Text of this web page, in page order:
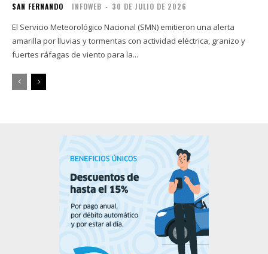
SAN FERNANDO INFOWEB - 30 DE JULIO DE 2026
El Servicio Meteorológico Nacional (SMN) emitieron una alerta
amarilla por lluvias y tormentas con actividad eléctrica, granizo y
fuertes ráfagas de viento para la...